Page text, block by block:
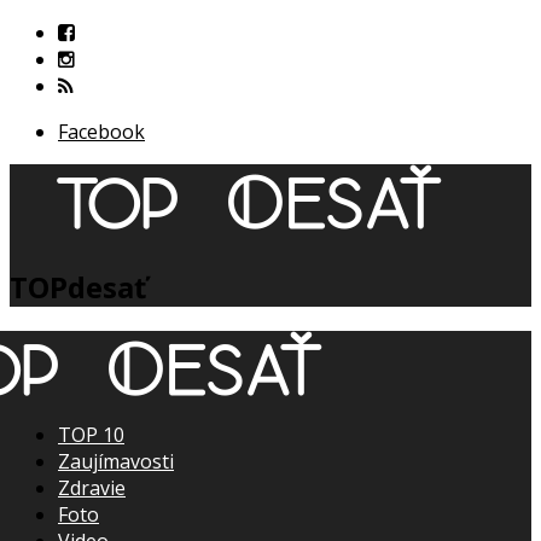
Facebook
TOPdesať
TOP 10
Zaujímavosti
Zdravie
Foto